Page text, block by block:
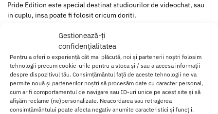
Gestionează-ți
confidențialitatea
Pentru a oferi o experiență cât mai plăcută, noi și partenerii noștri folosim
tehnologii precum cookie-urile pentru a stoca și / sau a accesa informații
despre dispozitivul tău. Consimțământul față de aceste tehnologii ne va
permite nouă și partenerilor noștri să procesăm date cu caracter personal,
cum ar fi comportamentul de navigare sau ID-uri unice pe acest site și să
afișăm reclame (ne)personalizate. Neacordarea sau retragerea
consimțământului poate afecta negativ anumite caracteristici și funcții.
Pride Edition este special destinat studiourilor de videochat, sau
in cuplu, insa poate fi folosit oricum doriti.
Imaginatia dumneavoastra este singura limita.
Fiind multicolor, partenerul dumneavoastra cu siguranta va fi
incantat de un asemenea show de culori. Iar dumneavoastra veti
experimenta clipe uimitoare, datorita materialului sau de calitate
si a faptului ca este putin curbat. Dildoul curcubeu cu ventuza
Colours Pride Edition va garanteaza clipe minunate, oricum l-ati
folosi.